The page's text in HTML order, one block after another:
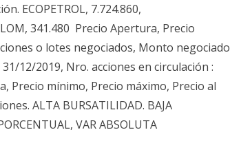
ECOPETROL, 7.724.860,
341.480 Precio Apertura, Precio
o lotes negociados, Monto negociado
12/2019, Nro. acciones en circulación :
Precio mínimo, Precio máximo, Precio al
ALTA BURSATILIDAD. BAJA
VAR ABSOLUTA